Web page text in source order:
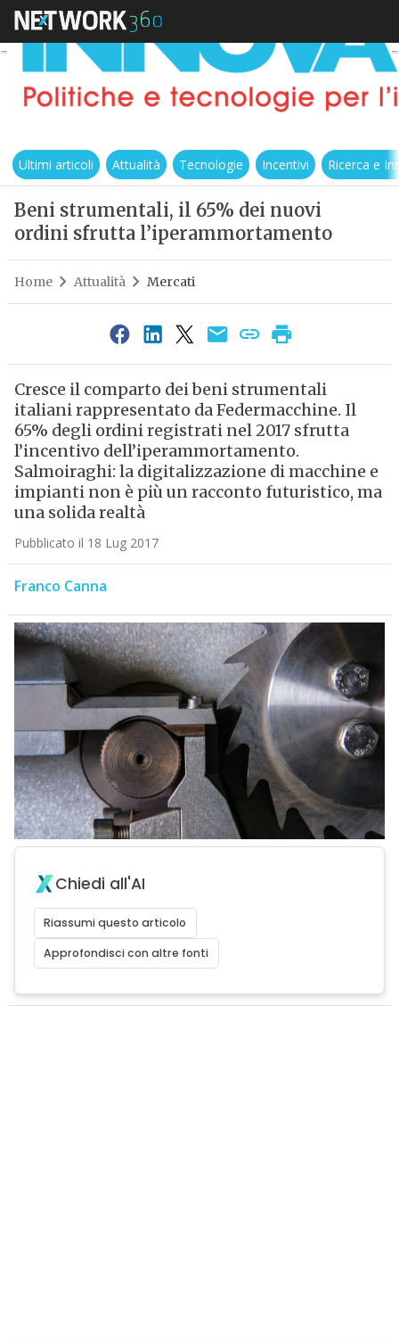
Ultimi articoli Attualità Tecnologie Incentivi Ricerca e
Beni strumentali, il 65% dei nuovi
ordini sfrutta l’iperammortamento
Home Attualità Mercati
Cresce il comparto dei beni strumentali
italiani rappresentato da Federmacchine. Il
65% degli ordini registrati nel 2017 sfrutta
l’incentivo dell’iperammortamento.
Salmoiraghi: la digitalizzazione di macchine e
impianti non è più un racconto futuristico, ma
una solida realtà
Pubblicato il 18 Lug 2017
Franco Canna
Chiedi all'AI
Riassumi questo articolo
Approfondisci con altre fonti